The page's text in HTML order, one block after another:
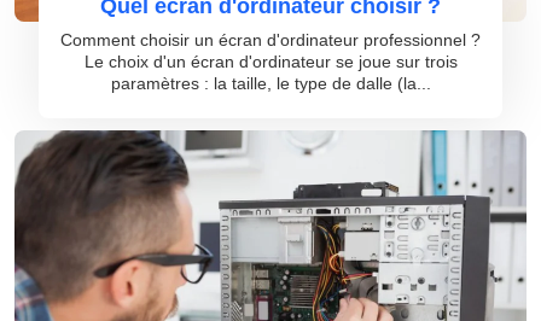
Quel écran d'ordinateur choisir ?
Comment choisir un écran d'ordinateur professionnel ?
Le choix d'un écran d'ordinateur se joue sur trois
paramètres : la taille, le type de dalle (la...